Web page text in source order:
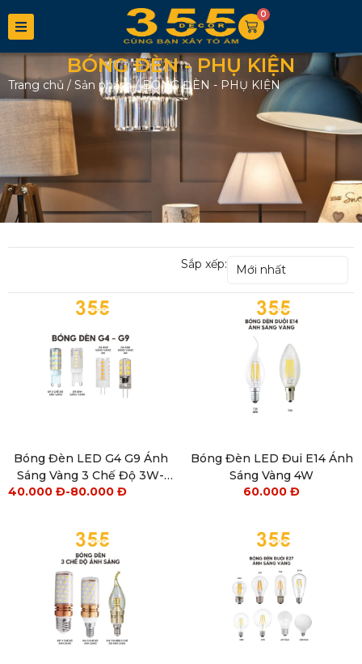
0
BÓNG ĐÈN - PHỤ KIỆN
Trang chủ / Sản phẩm/BÓNG ĐÈN - PHỤ KIỆN
Sắp xếp: Mới nhất
Bóng Đèn LED G4 G9 Ánh
Sáng Vàng 3 Chế Độ 3W-
5W
40.000 Đ-80.000 Đ
Bóng Đèn LED Đui E14 Ánh
Sáng Vàng 4W
60.000 Đ